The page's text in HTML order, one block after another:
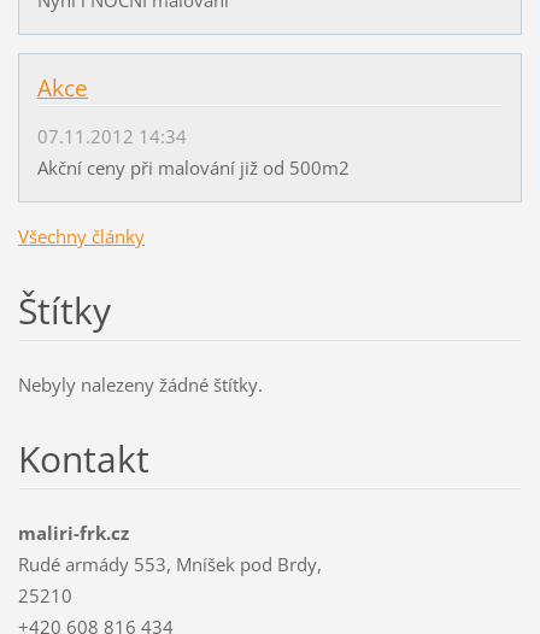
Akce
07.11.2012 14:34
Akční ceny při malování již od 500m2
Všechny články
Štítky
Nebyly nalezeny žádné štítky.
Kontakt
maliri-frk.cz
Rudé armády 553, Mníšek pod Brdy,
25210
+420 608 816 434